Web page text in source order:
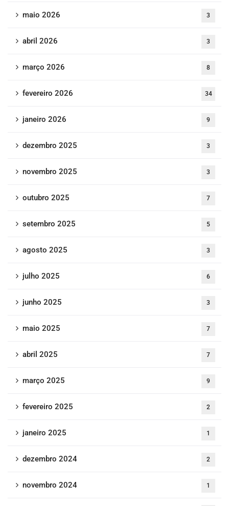
maio 2026 3
abril 2026 3
março 2026 8
fevereiro 2026 34
janeiro 2026 9
dezembro 2025 3
novembro 2025 3
outubro 2025 7
setembro 2025 5
agosto 2025 3
julho 2025 6
junho 2025 3
maio 2025 7
abril 2025 7
março 2025 9
fevereiro 2025 2
janeiro 2025 1
dezembro 2024 2
novembro 2024 1